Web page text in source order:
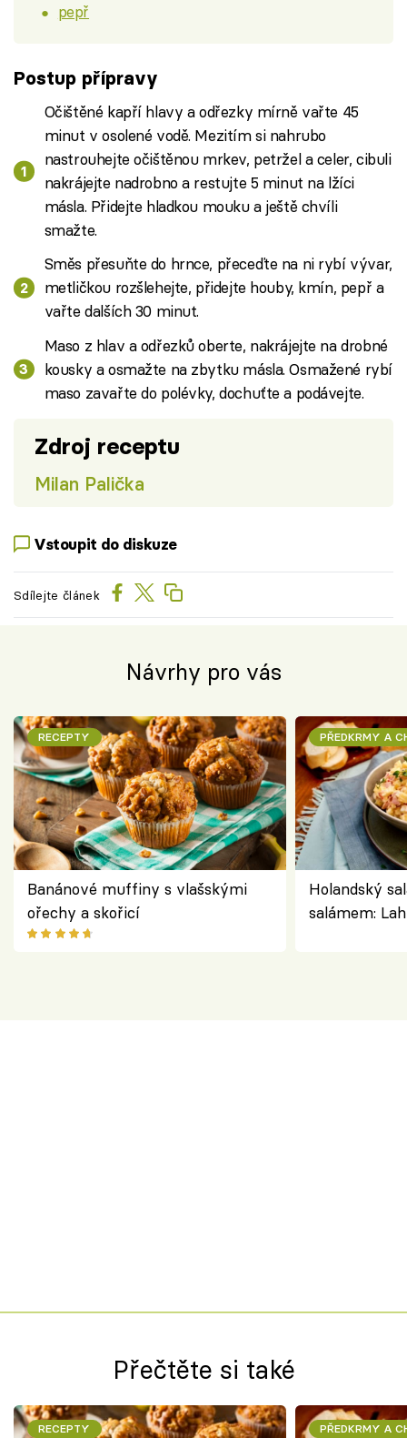
pepř
Postup přípravy
Očištěné kapří hlavy a odřezky mírně vařte 45
minut v osolené vodě. Mezitím si nahrubo
nastrouhejte očištěnou mrkev, petržel a celer, cibuli
nakrájejte nadrobno a restujte 5 minut na lžíci
másla. Přidejte hladkou mouku a ještě chvíli
smažte.
Směs přesuňte do hrnce, přeceďte na ni rybí vývar,
metličkou rozšlehejte, přidejte houby, kmín, pepř a
vařte dalších 30 minut.
Maso z hlav a odřezků oberte, nakrájejte na drobné
kousky a osmažte na zbytku másla. Osmažené rybí
maso zavařte do polévky, dochuťte a podávejte.
Zdroj receptu
Milan Palička
Vstoupit do diskuze
Sdílejte článek
Návrhy pro vás
RECEPTY
Banánové muffiny s vlašskými
ořechy a skořicí
PŘEDKRMY A
Holandský
salámem:
Přečtěte si také
RECEPTY PŘEDKRMY A